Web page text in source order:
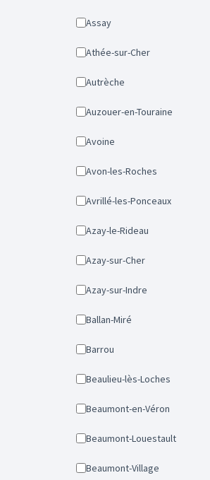
Assay
Athée-sur-Cher
Autrèche
Auzouer-en-Touraine
Avoine
Avon-les-Roches
Avrillé-les-Ponceaux
Azay-le-Rideau
Azay-sur-Cher
Azay-sur-Indre
Ballan-Miré
Barrou
Beaulieu-lès-Loches
Beaumont-en-Véron
Beaumont-Louestault
Beaumont-Village